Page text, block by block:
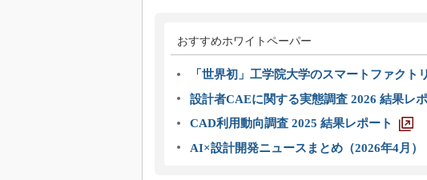
おすすめホワイトペーパー
「世界初」工学院大学のスマートファクト
設計者CAEに関する実態調査 2026 結果レ
CAD利用動向調査 2025 結果レポート
AI×設計開発ニュースまとめ（2026年4月）